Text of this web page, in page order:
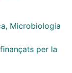
type tyrRS is
be re-
becomes
Microbiologia
per la